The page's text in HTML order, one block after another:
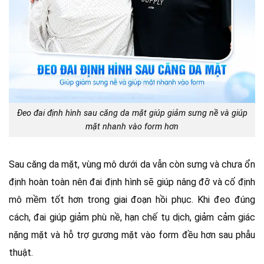
Đeo đai định hình sau căng da mặt giúp giảm sưng nề và giúp
mặt nhanh vào form hơn
Sau căng da mặt, vùng mô dưới da vẫn còn sưng và chưa ổn
định hoàn toàn nên đai định hình sẽ giúp nâng đỡ và cố định
mô mềm tốt hơn trong giai đoạn hồi phục. Khi đeo đúng
cách, đai giúp giảm phù nề, hạn chế tụ dịch, giảm cảm giác
nặng mặt và hỗ trợ gương mặt vào form đều hơn sau phẫu
thuật.